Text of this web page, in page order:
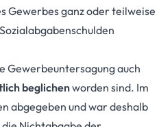
Gewerbes ganz oder teilweise
Gewerbeuntersagung auch
beglichenworden sind. Im
abgegeben und war deshalb